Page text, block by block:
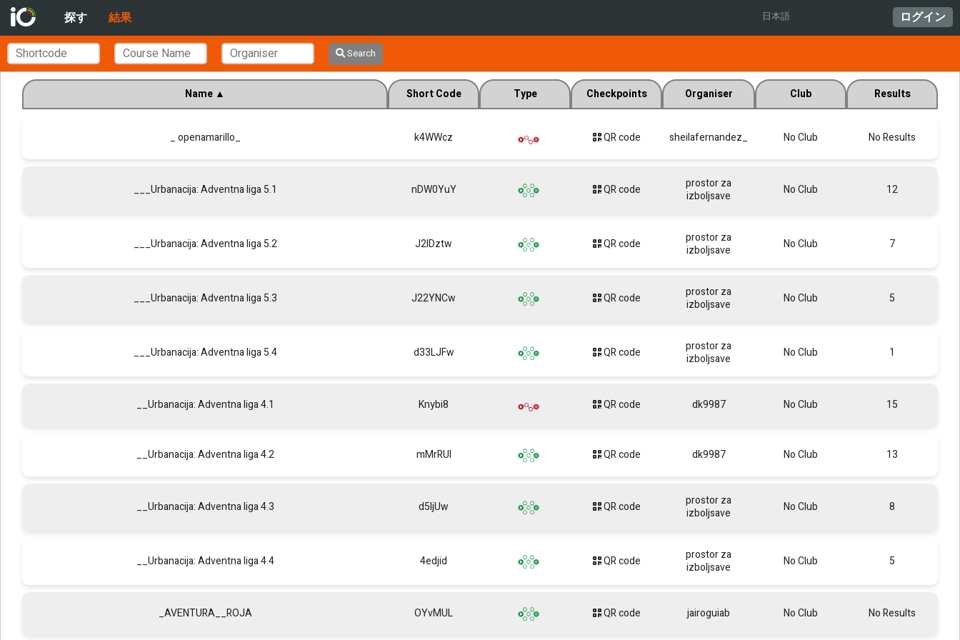
探す 結果 日本語 ログイン
Search
Name ▲ Short Code Type Checkpoints Organiser Club Results
_ openamarillo_ k4WWcz QR code sheilafernandez_ No Club No Results
___Urbanacija: Adventna liga 5.1 nDW0YuY QR code
prostor za
izboljsave
No Club 12
___Urbanacija: Adventna liga 5.2 J2lDztw QR code
prostor za
izboljsave
No Club 7
___Urbanacija: Adventna liga 5.3 J22YNCw QR code
prostor za
izboljsave
No Club 5
___Urbanacija: Adventna liga 5.4 d33LJFw QR code
prostor za
izboljsave
No Club 1
__Urbanacija: Adventna liga 4.1 Knybi8 QR code dk9987 No Club 15
__Urbanacija: Adventna liga 4.2 mMrRUl QR code dk9987 No Club 13
__Urbanacija: Adventna liga 4.3 d5ljUw QR code
prostor za
izboljsave
No Club 8
__Urbanacija: Adventna liga 4.4 4edjid QR code
prostor za
izboljsave
No Club 5
_AVENTURA__ROJA OYvMUL QR code jairoguiab No Club No Results